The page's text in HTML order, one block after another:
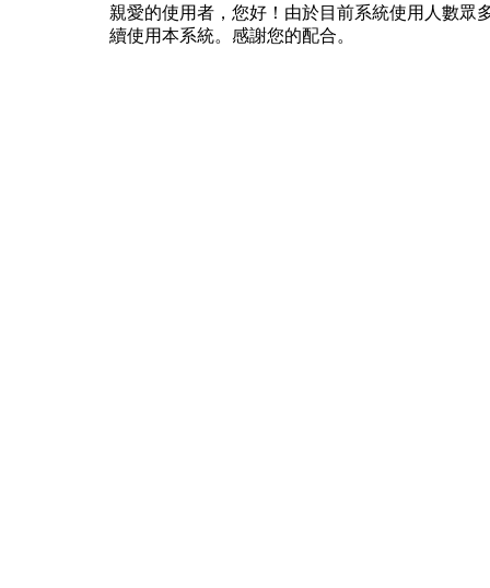
親愛的使用者，您好！由於目前系統使用人數眾
續使用本系統。感謝您的配合。